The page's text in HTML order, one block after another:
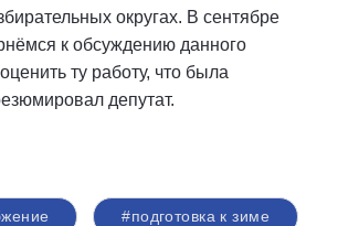
округах. В сентябре
к обсуждению данного
ту работу, что была
депутат.
#подготовка к зиме